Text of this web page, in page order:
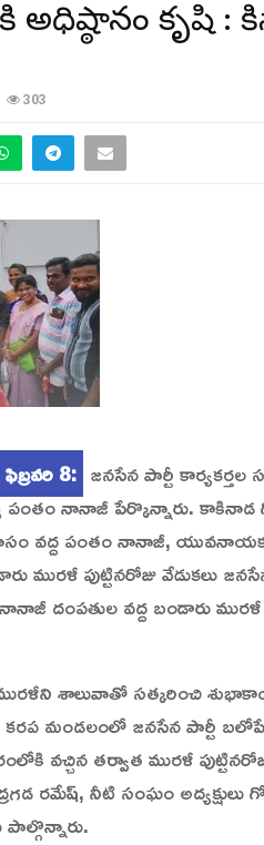
అధిష్ఠానం కృషి
303
8: జనసేన పార్టీ కార్యకర్తల
పంతం నానాజీ పేర్కొన్నారు.
వద్ద పంతం నానాజీ,
మురళీ పుట్టినరోజు
దంపతుల వద్ద బండారు
శాలువాతో సత్కరించి
కరప మండలంలో జనసేన పార్టీ
వచ్చిన తర్వాత మురళీ
రమేష్, నీటి సంఘం అద్యక్షులు